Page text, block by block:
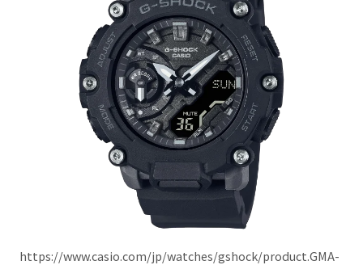
https://www.casio.com/jp/watches/gshock/product.GMA-